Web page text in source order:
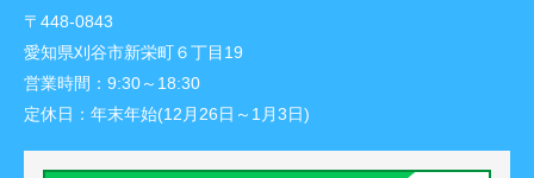
〒448-0843
愛知県刈谷市新栄町６丁目19
営業時間： 9:30～18:30
定休日： 年末年始(12月26日～1月3日)